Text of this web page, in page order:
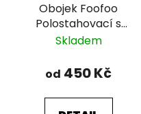
Obojek Foofoo
Polostahovací s
řetízkem - Pink I.
Skladem
od 450 Kč